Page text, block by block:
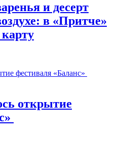
и десерт
в «Притче»
открытие